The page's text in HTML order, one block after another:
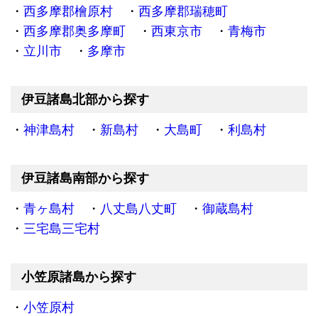
西多摩郡檜原村
西多摩郡瑞穂町
西多摩郡奥多摩町
西東京市
青梅市
立川市
多摩市
伊豆諸島北部から探す
神津島村 新島村 大島町 利島村
伊豆諸島南部から探す
青ヶ島村 八丈島八丈町
御蔵島村
三宅島三宅村
小笠原諸島から探す
小笠原村